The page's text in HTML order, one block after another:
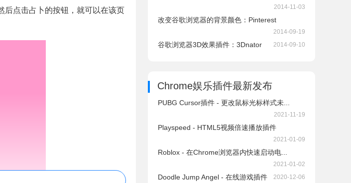
后点击占卜的按钮，就可以在该页
2014-11-03
改变谷歌浏览器的背景颜色：Pinterest
2014-09-19
谷歌浏览器3D效果插件：3Dnator 2014-09-10
Chrome娱乐插件最新发布
PUBG Cursor插件 - 更改鼠标光标样式未...
2021-11-19
Playspeed - HTML5视频倍速播放插件
2021-01-09
Roblox - 在Chrome浏览器内快速启动电...
2021-01-02
Doodle Jump Angel - 在线游戏插件 2020-12-06